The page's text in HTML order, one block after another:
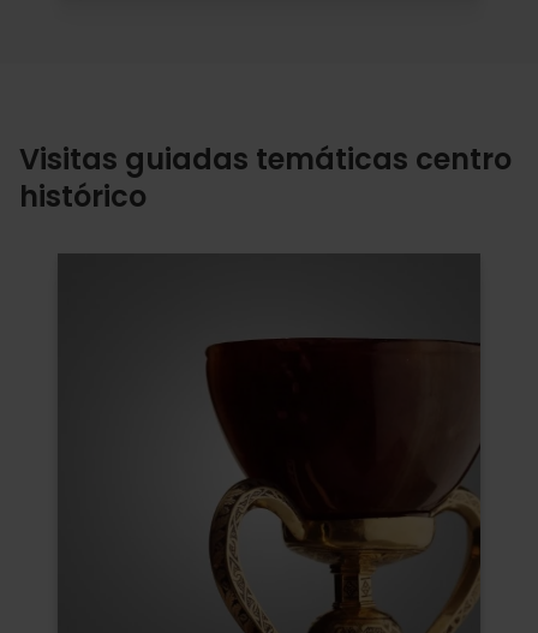
Visitas guiadas temáticas centro
histórico